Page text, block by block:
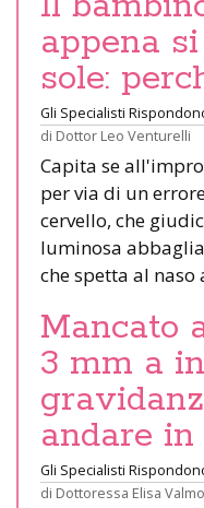
appena
sole:
Gli Specialisti
di Dottor Leo Venturelli
Capita se
per via di un
cervello, che
luminosa
che spetta al naso
Mancato
3 mm a
andare
Gli Specialisti
di Dottoressa Elisa